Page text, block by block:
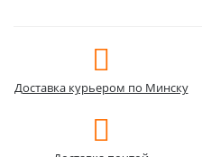
Доставка курьером по Минску